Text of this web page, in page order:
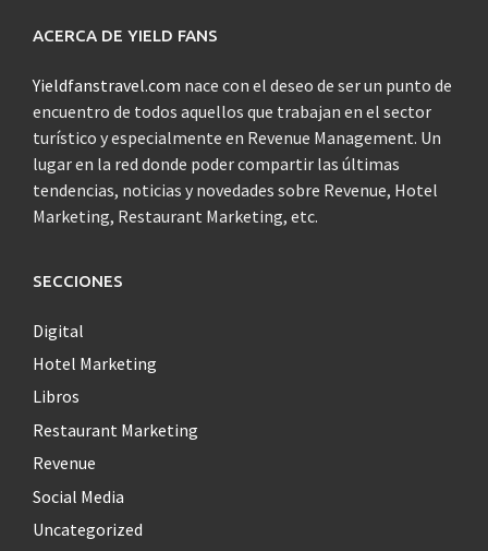
ACERCA DE YIELD FANS
Yieldfanstravel.com nace con el deseo de ser un punto de
encuentro de todos aquellos que trabajan en el sector
turístico y especialmente en Revenue Management. Un
lugar en la red donde poder compartir las últimas
tendencias, noticias y novedades sobre Revenue, Hotel
Marketing, Restaurant Marketing, etc.
SECCIONES
Digital
Hotel Marketing
Libros
Restaurant Marketing
Revenue
Social Media
Uncategorized